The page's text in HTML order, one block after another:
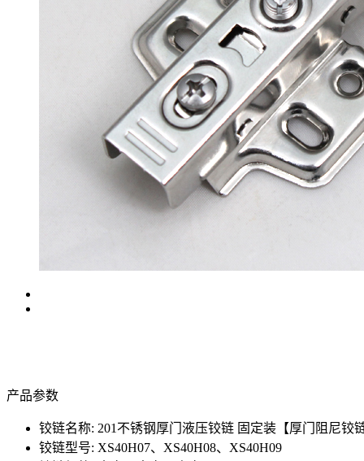
产品参数
铰链名称: 201不锈钢厚门液压铰链 固定装【厚门阻尼铰
铰链型号: XS40H07、XS40H08、XS40H09